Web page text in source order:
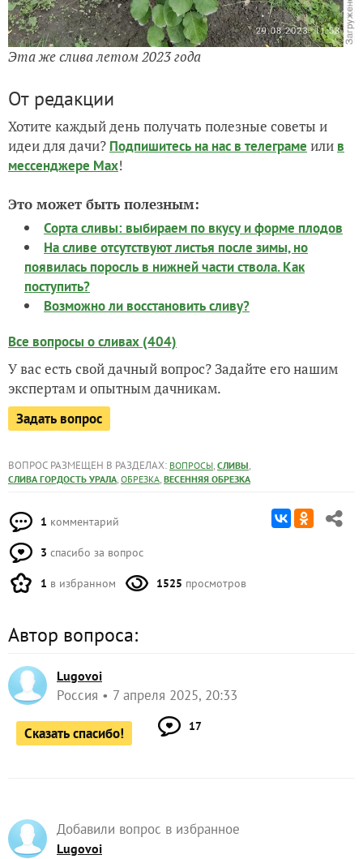
Эта же слива летом 2023 года
От редакции
Хотите каждый день получать полезные советы и
идеи для дачи? Подпишитесь на нас в телеграме или в
мессенджере Max!
Это может быть полезным:
Сорта сливы: выбираем по вкусу и форме плодов
На сливе отсутствуют листья после зимы, но
появилась поросль в нижней части ствола. Как
поступить?
Возможно ли восстановить сливу?
Все вопросы о сливах (404)
У вас есть свой дачный вопрос? Задайте его нашим
экспертам и опытным дачникам.
Задать вопрос
ВОПРОС РАЗМЕЩЕН В РАЗДЕЛАХ: ВОПРОСЫ, СЛИВЫ,
СЛИВА ГОРДОСТЬ УРАЛА, ОБРЕЗКА, ВЕСЕННЯЯ ОБРЕЗКА
1 комментарий
3 спасибо за вопрос
1 в избранном 1525 просмотров
Автор вопроса:
Lugovoi
Россия 7 апреля 2025, 20:33
Сказать спасибо! 17
Добавили вопрос в избранное
Lugovoi